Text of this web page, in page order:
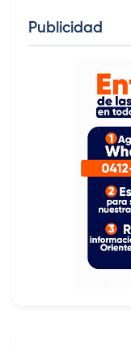
Publicidad